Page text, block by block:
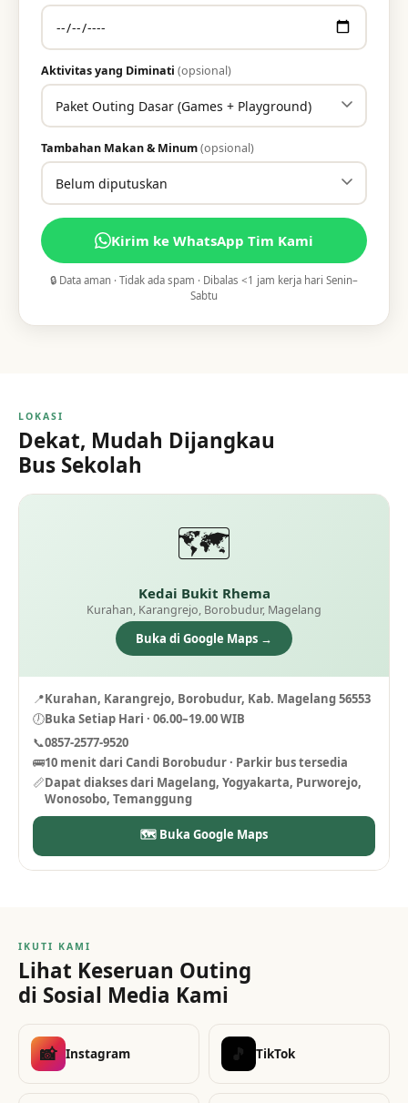
Aktivitas yang Diminati (opsional)
Tambahan Makan & Minum(opsional)
Kirim ke WhatsApp Tim Kami
🔒 Data aman · Tidak ada spam · Dibalas <1 jam kerja hari Senin–
Sabtu
LOKASI
Dekat, Mudah Dijangkau
Bus Sekolah
🗺️
Kedai Bukit Rhema
Kurahan, Karangrejo, Borobudur, Magelang
Buka di Google Maps →
📍Kurahan, Karangrejo, Borobudur, Kab. Magelang 56553
🕖Buka Setiap Hari · 06.00–19.00 WIB
📞0857-2577-9520
🚌10 menit dari Candi Borobudur · Parkir bus tersedia
📏Dapat diakses dari Magelang, Yogyakarta, Purworejo,
Wonosobo, Temanggung
🗺 Buka Google Maps
IKUTI KAMI
Lihat Keseruan Outing
di Sosial Media Kami
📸 Instagram 🎵 TikTok